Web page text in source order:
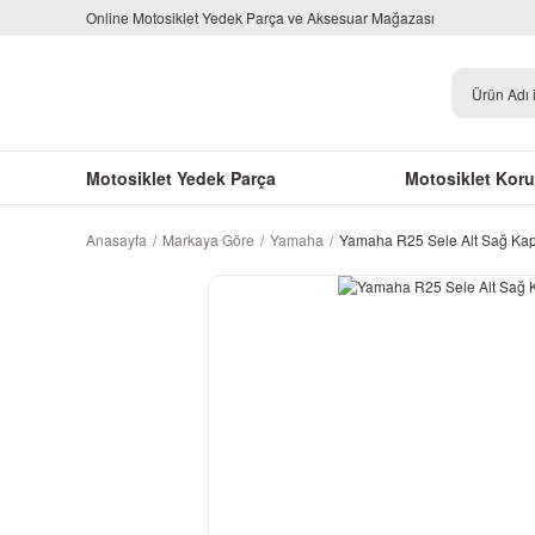
Online Motosiklet Yedek Parça ve Aksesuar Mağazası
Motosiklet Yedek Parça Motosiklet
Anasayfa Markaya Göre Yamaha Yamaha R25 Sele Alt Sağ